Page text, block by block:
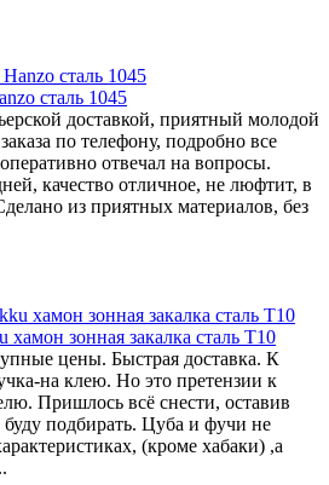
сталь 1045
доставкой, приятный молодой
по телефону, подробно все
отвечал на вопросы.
качество отличное, не люфтит, в
из приятных материалов, без
хамон зонная закалка сталь T10
цены. Быстрая доставка. К
на клею. Но это претензии к
Пришлось всё снести, оставив
подбирать. Цуба и фучи не
(кроме хабаки) ,а